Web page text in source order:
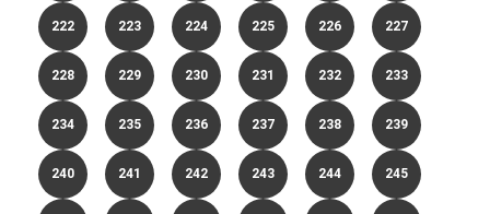
222 223 224 225 226 227
228 229 230 231 232 233
234 235 236 237 238 239
240 241 242 243 244 245